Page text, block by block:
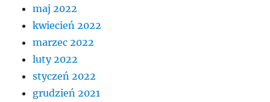
maj 2022
kwiecień 2022
marzec 2022
luty 2022
styczeń 2022
grudzień 2021